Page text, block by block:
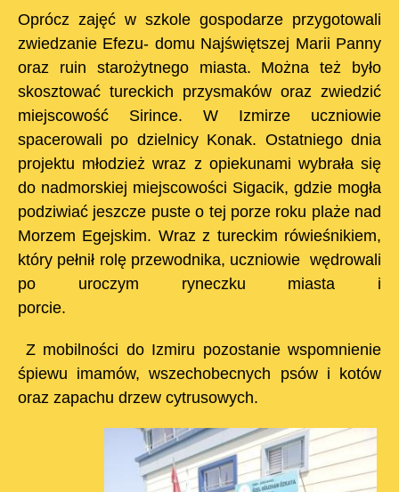
Oprócz zajęć w szkole gospodarze przygotowali
zwiedzanie Efezu- domu Najświętszej Marii Panny
oraz ruin starożytnego miasta. Można też było
skosztować tureckich przysmaków oraz zwiedzić
miejscowość Sirince. W Izmirze uczniowie
spacerowali po dzielnicy Konak. Ostatniego dnia
projektu młodzież wraz z opiekunami wybrała się
do nadmorskiej miejscowości Sigacik, gdzie mogła
podziwiać jeszcze puste o tej porze roku plaże nad
Morzem Egejskim. Wraz z tureckim rówieśnikiem,
który pełnił rolę przewodnika, uczniowie wędrowali
po uroczym ryneczku miasta i
porcie.
Z mobilności do Izmiru pozostanie wspomnienie
śpiewu imamów, wszechobecnych psów i kotów
oraz zapachu drzew cytrusowych.